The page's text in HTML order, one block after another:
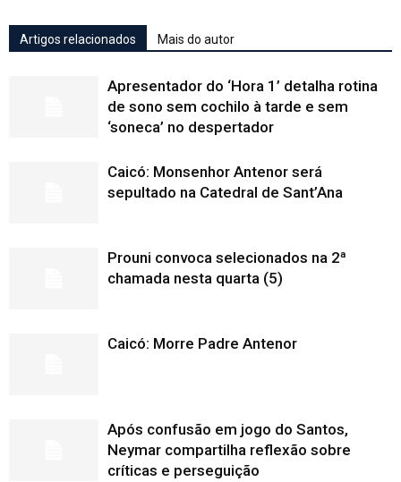
Artigos relacionados Mais do autor
Apresentador do ‘Hora 1’ detalha rotina
de sono sem cochilo à tarde e sem
‘soneca’ no despertador
Caicó: Monsenhor Antenor será
sepultado na Catedral de Sant’Ana
Prouni convoca selecionados na 2ª
chamada nesta quarta (5)
Caicó: Morre Padre Antenor
Após confusão em jogo do Santos,
Neymar compartilha reflexão sobre
críticas e perseguição